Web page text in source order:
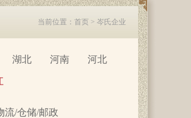
当前位置： 首页 > 岑氏企业
湖北 河南 河北
流/仓储/邮政